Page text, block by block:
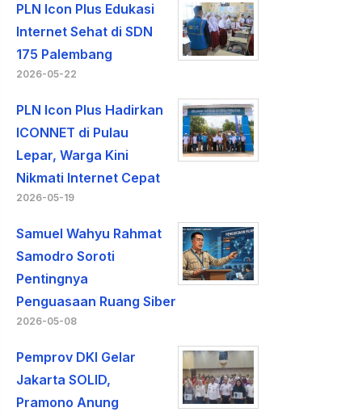
PLN Icon Plus Edukasi
Internet Sehat di SDN
175 Palembang
2026-05-22
PLN Icon Plus Hadirkan
ICONNET di Pulau
Lepar, Warga Kini
Nikmati Internet Cepat
2026-05-19
Samuel Wahyu Rahmat
Samodro Soroti
Pentingnya
Penguasaan Ruang Siber
2026-05-08
Pemprov DKI Gelar
Jakarta SOLID,
Pramono Anung